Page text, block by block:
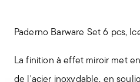
Paderno Barware Set 6 pcs,
La finition à effet miroir met
de l'acier inoxydable, en